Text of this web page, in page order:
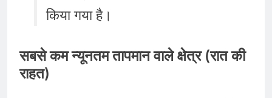
किया गया है।
सबसे कम न्यूनतम तापमान वाले क्षेत्र (रात की
राहत)